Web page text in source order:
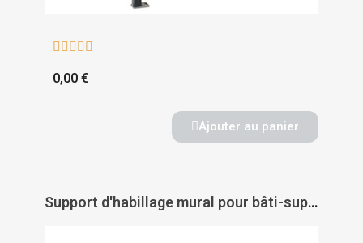
    
0,00 €
Ajouter au panier
Support d'habillage mural pour bâti-support Duofix - GEBERIT